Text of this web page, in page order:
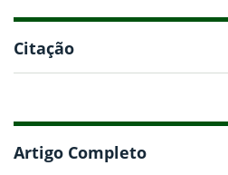
Citação
Artigo Completo